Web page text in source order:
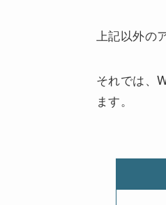
上記以外の
それでは、
ます。